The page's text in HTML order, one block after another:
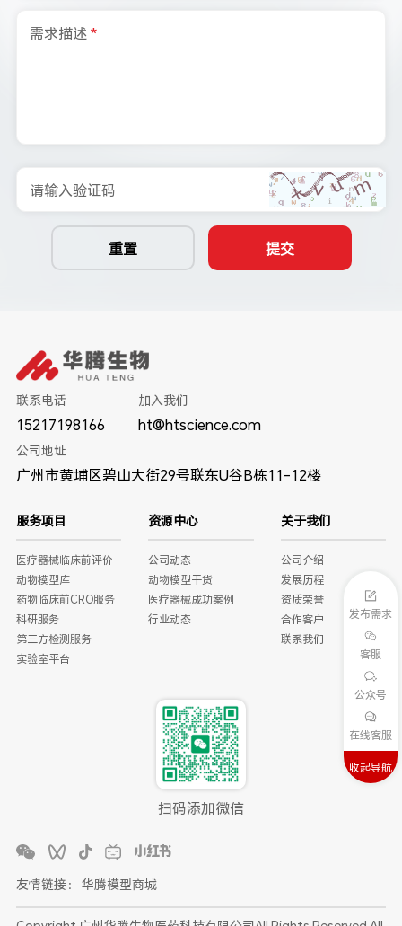
需求描述 *
请输入验证码
提交
重置
联系电话
15217198166
加入我们
ht@htscience.com
公司地址
广州市黄埔区碧山大街29号联东U谷B栋11-12楼
服务项目
医疗器械临床前评价
动物模型库
药物临床前CRO服务
科研服务
第三方检测服务
实验室平台
资源中心
公司动态
动物模型干货
医疗器械成功案例
行业动态
关于我们
公司介绍
发展历程
资质荣誉
合作客户
联系我们
扫码添加微信
友情链接： 华腾模型商城
发布需求
客服
公众号
在线客服
收起导航